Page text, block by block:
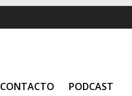
CONTACTO PODCAST